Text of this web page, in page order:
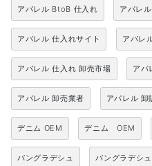
アパレル BtoB 仕入れ アパレ
アパレル 仕入れサイト アパレ
アパレル 仕入れ 卸売市場 アパ
アパレル 卸売業者 アパレル 卸
デニム OEM デニム OEM
バングラデシュ バングラデシ